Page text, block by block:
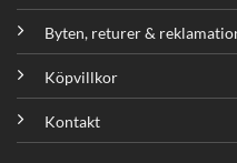
Byten, returer &
Köpvillkor
Kontakt